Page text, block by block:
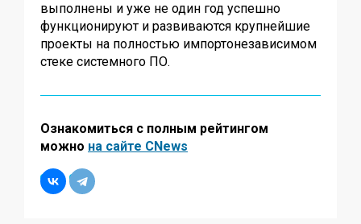
выполнены и уже не один год успешно
функционируют и развиваются крупнейшие
проекты на полностью импортонезависимом
стеке системного ПО.
Ознакомиться с полным рейтингом
можно на сайте CNews